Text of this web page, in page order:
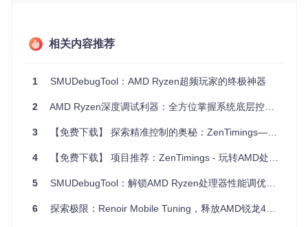
Console友好：即使没有图形界面，也能轻松调整显卡参
数。
兼容性广：支持AMD Radeon系列显卡，并可与多种驱动
高度自定义：用户可以通过核心时钟、内存时钟、电压等
实时监控：提供显卡负载、温度、风扇速度等关键信息，
终端美化：利用ncurses库，使命令行输出更加直观美观。
需要注意的是，在AMD Crimson/Catalyst驱动环境下，如果没
驱动下，任何参数更改均需root权限。
相关内容推荐
1 SMUDebugTool：AMD Ryzen超频玩家的终极神器
2 AMD Ryzen深度调试利器：全方位掌握系统底层控制技术
3 【免费下载】 探索精准控制的奥秘：ZenTimings——您的AMD平台性能调优神器
4 【免费下载】 项目推荐：ZenTimings - 玩转AMD处理器性能监控的利器！
5 SMUDebugTool：解锁AMD Ryzen处理器性能调优的终极指南
6 探索极限：Renoir Mobile Tuning，释放AMD锐龙4000笔记本的潜能